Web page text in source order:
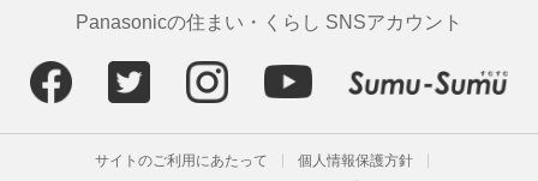
Panasonicの住まい・くらし SNSアカウント
サイトのご利用にあたって
個人情報保護方針